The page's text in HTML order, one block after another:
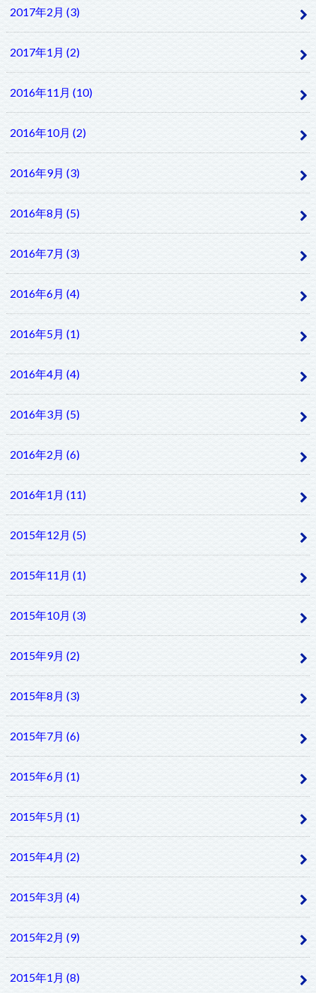
2017年2月 (3)
2017年1月 (2)
2016年11月 (10)
2016年10月 (2)
2016年9月 (3)
2016年8月 (5)
2016年7月 (3)
2016年6月 (4)
2016年5月 (1)
2016年4月 (4)
2016年3月 (5)
2016年2月 (6)
2016年1月 (11)
2015年12月 (5)
2015年11月 (1)
2015年10月 (3)
2015年9月 (2)
2015年8月 (3)
2015年7月 (6)
2015年6月 (1)
2015年5月 (1)
2015年4月 (2)
2015年3月 (4)
2015年2月 (9)
2015年1月 (8)